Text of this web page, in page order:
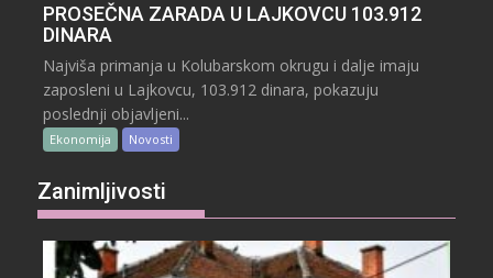
PROSEČNA ZARADA U LAJKOVCU 103.912
DINARA
Najviša primanja u Kolubarskom okrugu i dalje imaju
zaposleni u Lajkovcu, 103.912 dinara, pokazuju
poslednji objavljeni...
Ekonomija Novosti
Zanimljivosti